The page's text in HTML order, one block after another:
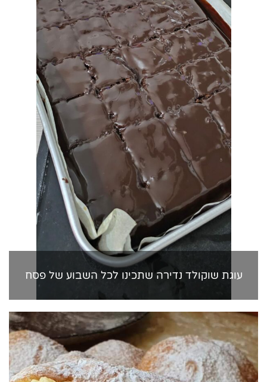
עוגת שוקולד נדירה שתכינו לכל השבוע של פסח